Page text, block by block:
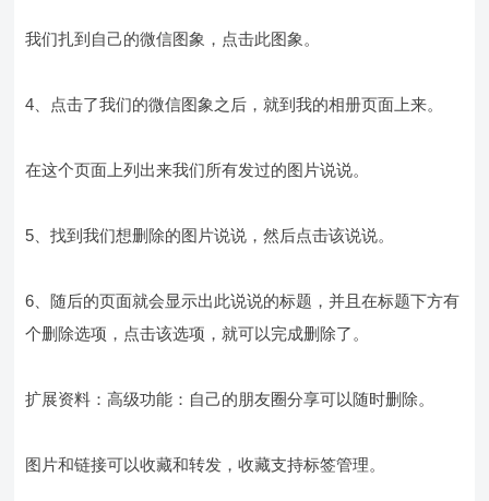
我们扎到自己的微信图象，点击此图象。
4、点击了我们的微信图象之后，就到我的相册页面上来。
在这个页面上列出来我们所有发过的图片说说。
5、找到我们想删除的图片说说，然后点击该说说。
6、随后的页面就会显示出此说说的标题，并且在标题下方有
个删除选项，点击该选项，就可以完成删除了。
扩展资料：高级功能：自己的朋友圈分享可以随时删除。
图片和链接可以收藏和转发，收藏支持标签管理。